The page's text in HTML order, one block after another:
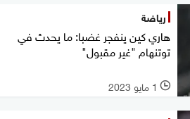
رياضة
هاري كين ينفجر غضبا: ما يحدث في
توتنهام "غير مقبول"
l 1 مايو 2023